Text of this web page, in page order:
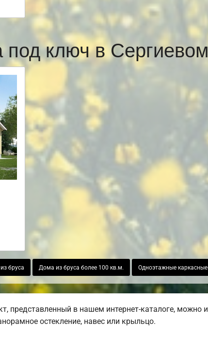
под ключ в
бруса Дома из бруса более 100 кв.м. Одноэтажные
представленный в нашем интернет-каталоге, можно
остекление, навес или крыльцо.